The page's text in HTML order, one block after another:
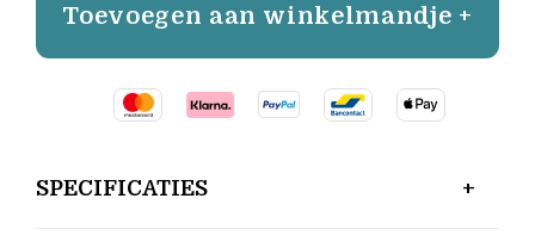
Toevoegen aan winkelmandje +
SPECIFICATIES